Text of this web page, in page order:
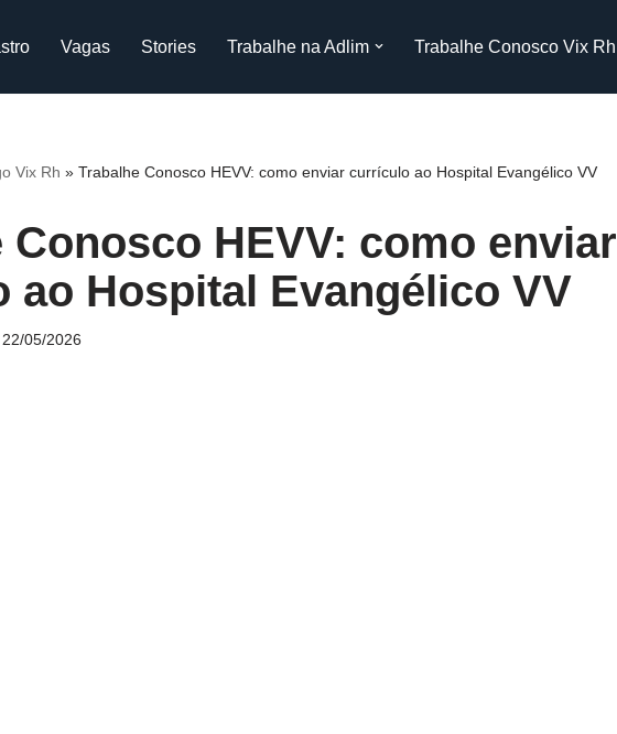
Vagas Stories Trabalhe na Adlim Trabalhe Conosco Vix Rh
Vix Rh » Trabalhe Conosco HEVV: como enviar currículo ao Hospital Evangélico VV
Conosco HEVV: como enviar
ao Hospital Evangélico VV
22/05/2026